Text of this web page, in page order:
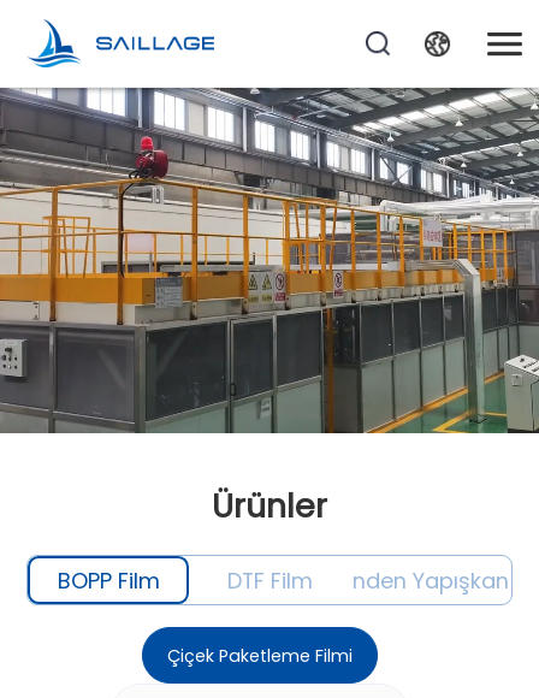
Ürünler
BOPP Film DTF FilmKendinden Yapışkanlı
Çiçek Paketleme Filmi